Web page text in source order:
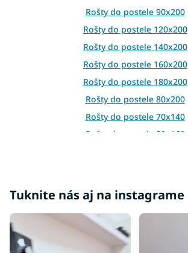
k
y
v
ý
p
i
s
u
Rošty do postele 90x200
Rošty do postele 120x200
Rošty do postele 140x200
Rošty do postele 160x200
Rošty do postele 180x200
Rošty do postele 80x200
Rošty do postele 70x140
Rošty do postele 80x160
Rošty do postele 80x180
Rošty do postele 80x170
Rošty do postele 90x190
Tuknite nás aj na instagrame